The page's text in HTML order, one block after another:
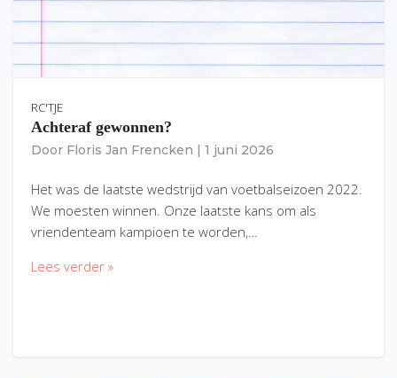
RC'TJE
Achteraf gewonnen?
Door Floris Jan Frencken 1 juni 2026
Het was de laatste wedstrijd van voetbalseizoen 2022.
We moesten winnen. Onze laatste kans om als
vriendenteam kampioen te worden,…
Lees verder »